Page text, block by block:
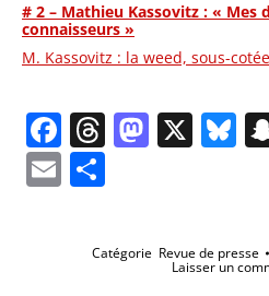
# 2 – Mathieu Kassovitz : « Mes
connaisseurs »
M. Kassovitz : la weed, sous-
Facebook
Threads
X
Email
Catégorie Revue de presse
Laisser un